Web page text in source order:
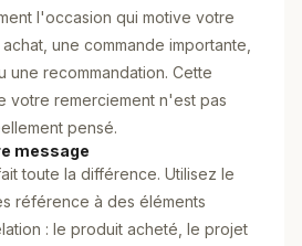
l'occasion qui motive votre
une commande importante,
une recommandation. Cette
votre remerciement n'est pas
pensé.
message
toute la différence. Utilisez le
référence à des éléments
: le produit acheté, le projet